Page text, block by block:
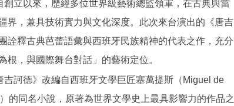
創立以來，歷經多位世界級藝術總監領軍，在古典與當
界，兼具技術實力與文化深度。此次來台演出的《唐吉
詮釋古典芭蕾語彙與西班牙民族精神的代表之作，充分
根，與國際舞台對話」的藝術定位。
吉訶德》改編自西班牙文學巨匠塞萬提斯（Miguel de
的同名小說，原著為世界文學史上最具影響力的作品之